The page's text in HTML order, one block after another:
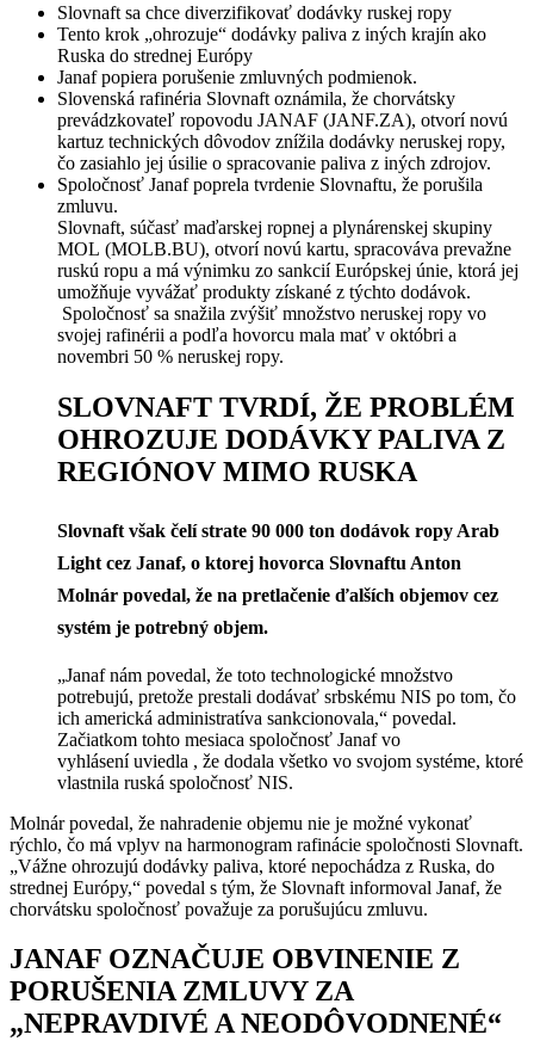
Slovnaft sa chce diverzifikovať dodávky ruskej ropy
Tento krok „ohrozuje“ dodávky paliva z iných krajín ako
Ruska do strednej Európy
Janaf popiera porušenie zmluvných podmienok.
Slovenská rafinéria Slovnaft oznámila, že chorvátsky
prevádzkovateľ ropovodu JANAF (JANF.ZA), otvorí novú
kartuz technických dôvodov znížila dodávky neruskej ropy,
čo zasiahlo jej úsilie o spracovanie paliva z iných zdrojov.
Spoločnosť Janaf poprela tvrdenie Slovnaftu, že porušila
zmluvu.
Slovnaft, súčasť maďarskej ropnej a plynárenskej skupiny
MOL (MOLB.BU), otvorí novú kartu, spracováva prevažne
ruskú ropu a má výnimku zo sankcií Európskej únie, ktorá jej
umožňuje vyvážať produkty získané z týchto dodávok.
Spoločnosť sa snažila zvýšiť množstvo neruskej ropy vo
svojej rafinérii a podľa hovorcu mala mať v októbri a
novembri 50 % neruskej ropy.
SLOVNAFT TVRDÍ, ŽE PROBLÉM
OHROZUJE DODÁVKY PALIVA Z
REGIÓNOV MIMO RUSKA
Slovnaft však čelí strate 90 000 ton dodávok ropy Arab
Light cez Janaf, o ktorej hovorca Slovnaftu Anton
Molnár povedal, že na pretlačenie ďalších objemov cez
systém je potrebný objem.
„Janaf nám povedal, že toto technologické množstvo
potrebujú, pretože prestali dodávať srbskému NIS po tom, čo
ich americká administratíva sankcionovala,“ povedal.
Začiatkom tohto mesiaca spoločnosť Janafvo
vyhláseníuviedla , že dodala všetko vo svojom systéme, ktoré
vlastnila ruská spoločnosť NIS.
Molnár povedal, že nahradenie objemu nie je možné vykonať
rýchlo, čo má vplyv na harmonogram rafinácie spoločnosti Slovnaft.
„Vážne ohrozujú dodávky paliva, ktoré nepochádza z Ruska, do
strednej Európy,“ povedal s tým, že Slovnaft informoval Janaf, že
chorvátsku spoločnosť považuje za porušujúcu zmluvu.
JANAF OZNAČUJE OBVINENIE Z
PORUŠENIA ZMLUVY ZA
„NEPRAVDIVÉ A NEODÔVODNENÉ“